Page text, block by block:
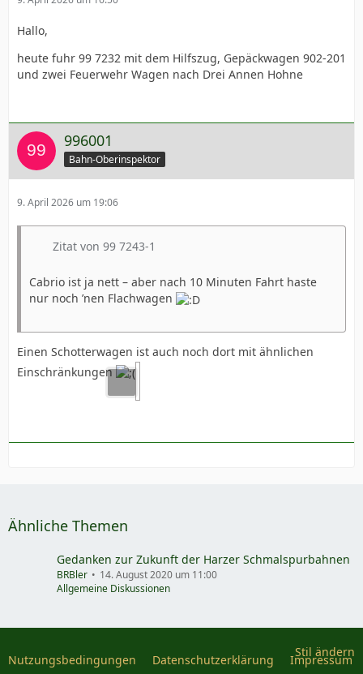
Hallo,
heute fuhr 99 7232 mit dem Hilfszug, Gepäckwagen 902-201
und zwei Feuerwehr Wagen nach Drei Annen Hohne
996001
Bahn-Oberinspektor
9. April 2026 um 19:06
Zitat von 99 7243-1
Cabrio ist ja nett – aber nach 10 Minuten Fahrt haste
nur noch ’nen Flachwagen
Einen Schotterwagen ist auch noch dort mit ähnlichen
Einschränkungen
Ähnliche Themen
Gedanken zur Zukunft der Harzer Schmalspurbahnen
BRBler
14. August 2020 um 11:00
Allgemeine Diskussionen
Stil ändern
Nutzungsbedingungen Datenschutzerklärung Impressum